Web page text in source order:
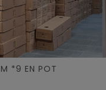
*9 EN POT